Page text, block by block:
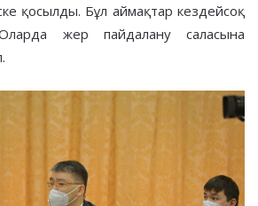
қосылды. Бұл аймақтар кездейсоқ
жер пайдалану саласына